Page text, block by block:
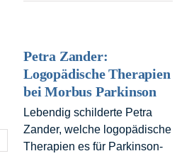
Petra Zander:
Logopädische Therapien
bei Morbus Parkinson
Lebendig schilderte Petra
Zander, welche logopädische
Therapien es für Parkinson-